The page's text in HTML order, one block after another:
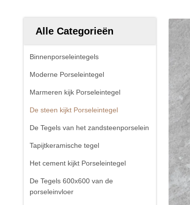
Alle Categorieën
Binnenporseleintegels
Moderne Porseleintegel
Marmeren kijk Porseleintegel
De steen kijkt Porseleintegel
De Tegels van het zandsteenporselein
Tapijtkeramische tegel
Het cement kijkt Porseleintegel
De Tegels 600x600 van de
porseleinvloer